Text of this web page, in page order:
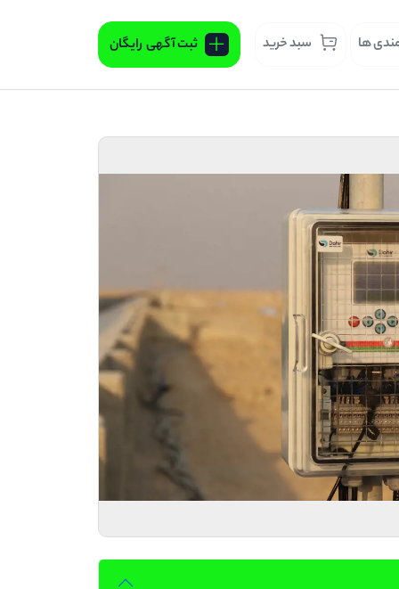
ها سبد خرید ثبت آگهی رایگان